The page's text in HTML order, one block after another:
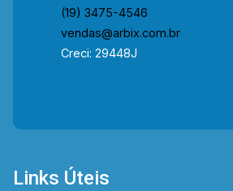
(19) 3475-4546
vendas@arbix.com.br
Creci: 29448J
Links Úteis